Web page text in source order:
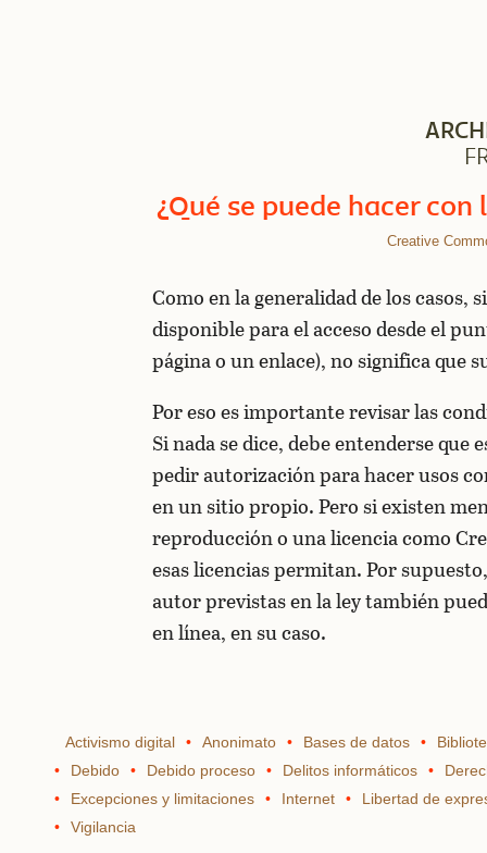
¿Qué se puede hacer
Creative
Como en la generalidad de los casos,
disponible para el acceso desde el
página o un enlace), no significa que
Por eso es importante revisar las
Si nada se dice, debe entenderse que
pedir autorización para hacer usos
en un sitio propio. Pero si existen
reproducción o una licencia como
esas licencias permitan. Por
autor previstas en la ley también
en línea, en su caso.
Activismo digital Anonimato Bases de datos
Debido
Debido proceso Delitos informáticos
Excepciones y limitaciones
Internet
Libertad de
Vigilancia